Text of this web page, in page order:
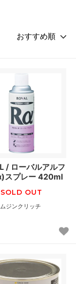
/ ローバルアルフ
スプレー 420ml
SOLD OUT
ジンクリッチ